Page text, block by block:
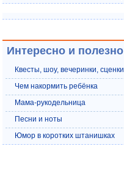
Интересно и полезно
Квесты, шоу, вечеринки, сценки
Чем накормить ребёнка
Мама-рукодельница
Песни и ноты
Юмор в коротких штанишках